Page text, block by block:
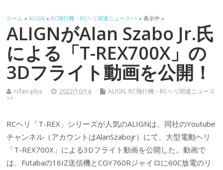
ホーム »ALIGN » RC飛行機・RCヘリ関連ニュース>> » 表示中 »
ALIGNがAlan Szabo Jr.氏
による「T-REX700X」の
3Dフライト動画を公開！
rcfan-plus 2022/10/14 ALIGN, RC飛行機・RCヘリ関連ニュース
>>
RCヘリ「T-REX」シリーズが人気のALIGNは、同社のYoutube
チャンネル（アカウントはAlanSzabojr）にて、大型電動ヘリ
「T-REX700X」による3Dフライト動画を公開した。動画で
は、Futabaの16IZ送信機とCGY760Rジャイロに60C放電のリ